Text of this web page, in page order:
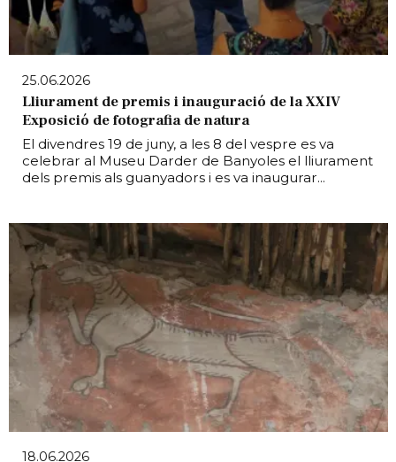
25.06.2026
Lliurament de premis i inauguració de la XXIV
Exposició de fotografia de natura
El divendres 19 de juny, a les 8 del vespre es va
celebrar al Museu Darder de Banyoles el lliurament
dels premis als guanyadors i es va inaugurar...
18.06.2026